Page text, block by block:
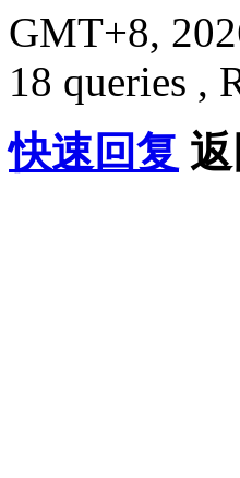
GMT+8,
18 queries ,
快速回复